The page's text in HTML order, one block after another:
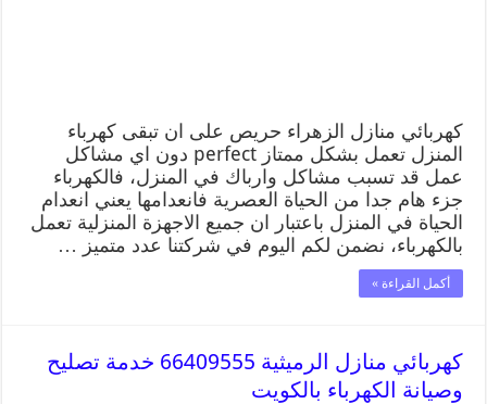
كهربائي منازل الزهراء حريص على ان تبقى كهرباء
المنزل تعمل بشكل ممتاز perfect دون اي مشاكل
عمل قد تسبب مشاكل وارباك في المنزل، فالكهرباء
جزء هام جدا من الحياة العصرية فانعدامها يعني انعدام
الحياة في المنزل باعتبار ان جميع الاجهزة المنزلية تعمل
بالكهرباء، نضمن لكم اليوم في شركتنا عدد متميز …
أكمل القراءة »
كهربائي منازل الرميثية 66409555 خدمة تصليح
وصيانة الكهرباء بالكويت